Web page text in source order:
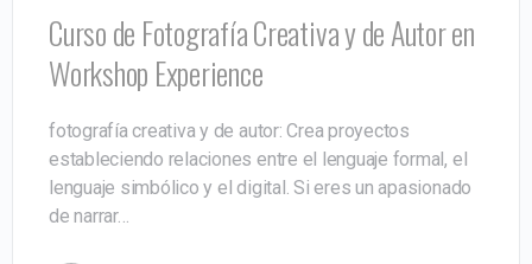
Curso de Fotografía Creativa y de Autor en
Workshop Experience
fotografía creativa y de autor: Crea proyectos
estableciendo relaciones entre el lenguaje formal, el
lenguaje simbólico y el digital. Si eres un apasionado
de narrar…